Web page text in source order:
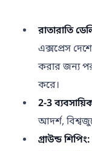
রাতারাতি
এক্সপ্রেস
করার জন্য
করে।
2-3
আদর্শ,
গ্রাউন্ড শিপিং: